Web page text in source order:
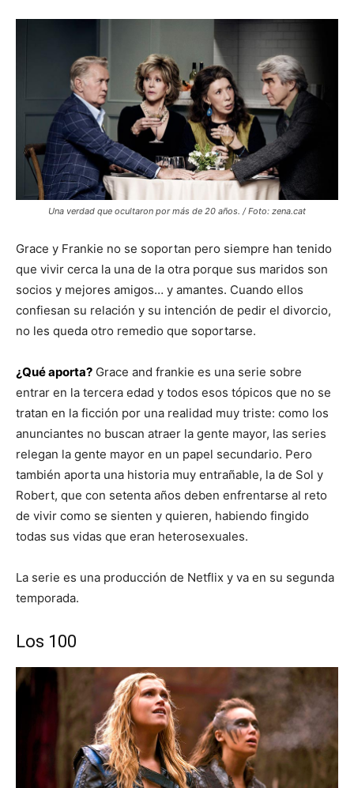
Una verdad que ocultaron por más de 20 años. / Foto: zena.cat
Grace y Frankie no se soportan pero siempre han tenido
que vivir cerca la una de la otra porque sus maridos son
socios y mejores amigos… y amantes. Cuando ellos
confiesan su relación y su intención de pedir el divorcio,
no les queda otro remedio que soportarse.
¿Qué aporta? Grace and frankie es una serie sobre
entrar en la tercera edad y todos esos tópicos que no se
tratan en la ficción por una realidad muy triste: como los
anunciantes no buscan atraer la gente mayor, las series
relegan la gente mayor en un papel secundario. Pero
también aporta una historia muy entrañable, la de Sol y
Robert, que con setenta años deben enfrentarse al reto
de vivir como se sienten y quieren, habiendo fingido
todas sus vidas que eran heterosexuales.
La serie es una producción de Netflix y va en su segunda
temporada.
Los 100